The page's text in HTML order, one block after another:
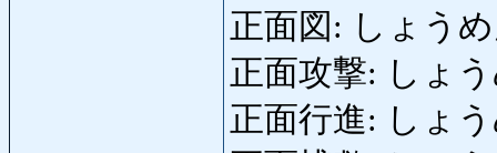
正面図: しょう
正面攻撃: しょ
正面行進: しょ